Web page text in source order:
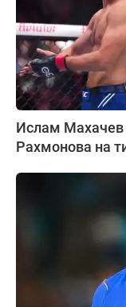
Ислам
Рахмонова на